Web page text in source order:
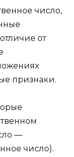
число,
от
признаки.
—
число).